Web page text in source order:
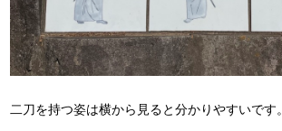
二刀を持つ姿は横から見ると分かりやすいです。